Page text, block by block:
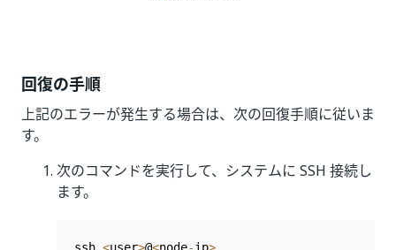
回復の手順
上記のエラーが発生する場合は、次の回復手順に従いま
す。
次のコマンドを実行して、システムに SSH 接続し
ます。